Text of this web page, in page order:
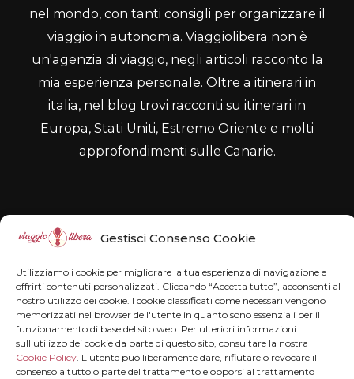
Gestisci Consenso Cookie
Utilizziamo i cookie per migliorare la tua esperienza di navigazione e
offrirti contenuti personalizzati. Cliccando “Accetta tutto”, acconsenti al
nostro utilizzo dei cookie. I cookie classificati come necessari vengono
memorizzati nel browser dell'utente in quanto sono essenziali per il
funzionamento di base del sito web. Per ulteriori informazioni
sull'utilizzo dei cookie da parte di questo sito, consultare la nostra
Cookie Policy. L'utente può liberamente dare, rifiutare o revocare il
consenso a tutto o parte del trattamento e opporsi al trattamento
nel mondo, con tanti consigli per organizzare il
viaggio in autonomia. Viaggiolibera non è
un'agenzia di viaggio, negli articoli racconto la
mia esperienza personale. Oltre a itinerari in
italia, nel blog trovi racconti su itinerari in
Europa, Stati Uniti, Estremo Oriente e molti
approfondimenti sulle Canarie.
Dove vuoi andare?
CANARIE